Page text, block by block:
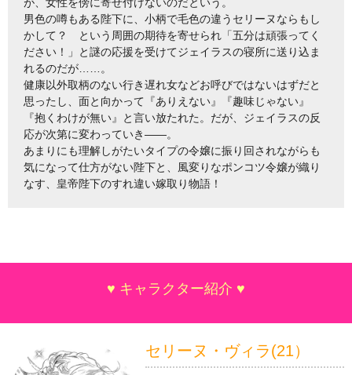
が、女性を傍に寄せ付けないのだという。
男色の噂もある陛下に、小柄で毛色の違うセリーヌならもし
かして？ という周囲の期待を寄せられ「五分は頑張ってく
ださい！」と謎の応援を受けてジェイラスの寝所に送り込ま
れるのだが……。
健康以外取柄のない行き遅れ女などお呼びではないはずだと
思ったし、面と向かって『ありえない』『趣味じゃない』
『抱くわけが無い』と言い放たれた。だが、ジェイラスの反
応が次第に変わっていき――。
あまりにも理解しがたいタイプの令嬢に振り回されながらも
気になって仕方がない陛下と、風変りなポンコツ令嬢が織り
なす、皇帝陛下のすれ違い嫁取り物語！
♥ キャラクター紹介 ♥
セリーヌ・ヴィラ(21）